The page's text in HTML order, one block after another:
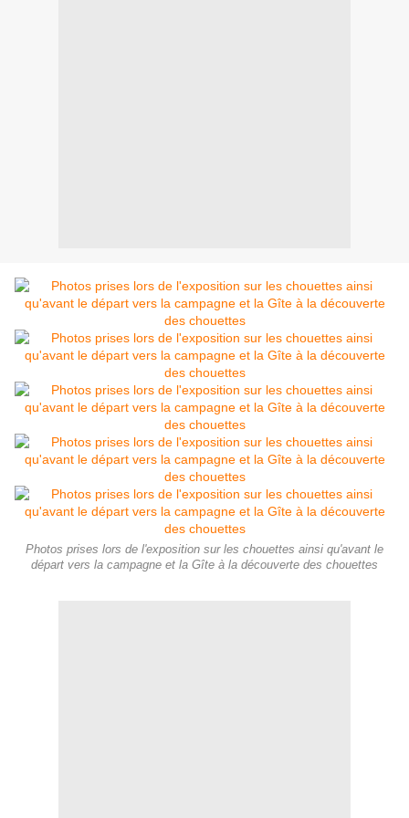
Photos prises lors de l'exposition sur les chouettes ainsi qu'avant le
départ vers la campagne et la Gîte à la découverte des chouettes